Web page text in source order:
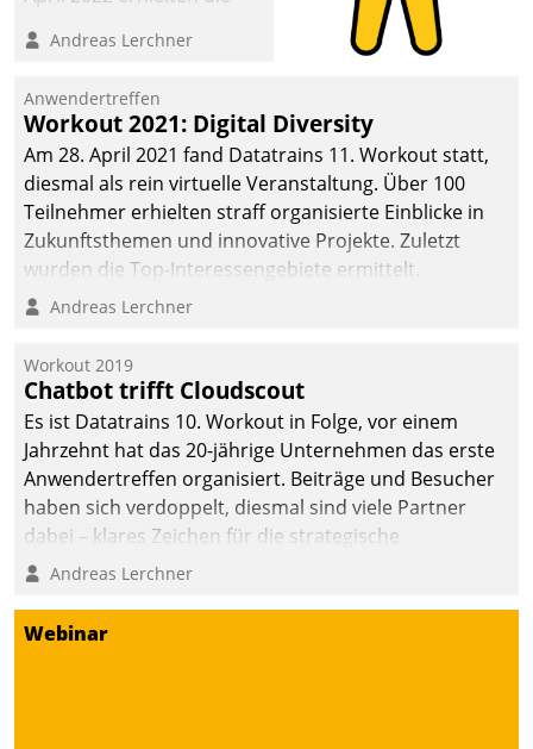
Teilnehmer kurzweilige
Cloud-Strategien und -
Lösungen mit hohem
Zukunftspotenzial.
Andreas Lerchner
Anwendertreffen
Workout 2021: Digital Diversity
Am 28. April 2021 fand Datatrains 11. Workout statt,
diesmal als rein virtuelle Veranstaltung. Über 100
Teilnehmer erhielten straff organisierte Einblicke in
Zukunftsthemen und innovative Projekte. Zuletzt
wurden die Top-Interessengebiete ermittelt.
Andreas Lerchner
Workout 2019
Chatbot trifft Cloudscout
Es ist Datatrains 10. Workout in Folge, vor einem
Jahrzehnt hat das 20-jährige Unternehmen das erste
Anwendertreffen organisiert. Beiträge und Besucher
haben sich verdoppelt, diesmal sind viele Partner
dabei – klares Zeichen für die strategische
Fokussierung auf den Kunden.
Andreas Lerchner
Webinar